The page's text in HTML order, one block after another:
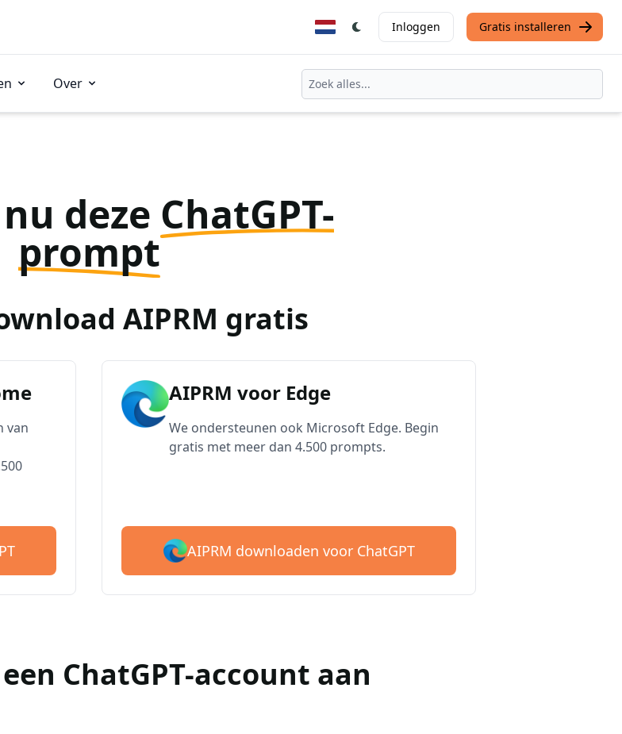
Inloggen Gratis installeren
Over
deze ChatGPT-
prompt
AIPRM gratis
van
AIPRM voor Edge
We ondersteunen ook Microsoft Edge. Begin
gratis met meer dan 4.500 prompts.
AIPRM downloaden voor ChatGPT
ChatGPT-account aan